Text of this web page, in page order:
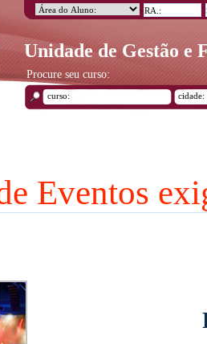
Unidade de Gestão e
Procure seu curso:
Eventos